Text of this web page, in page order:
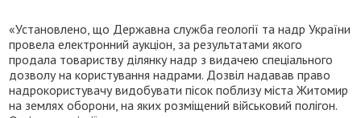
«Установлено, що Державна служба геології та надр України
провела електронний аукціон, за результатами якого
продала товариству ділянку надр з видачею спеціального
дозволу на користування надрами. Дозвіл надавав право
надрокористувачу видобувати пісок поблизу міста Житомир
на землях оборони, на яких розміщений військовий полігон.